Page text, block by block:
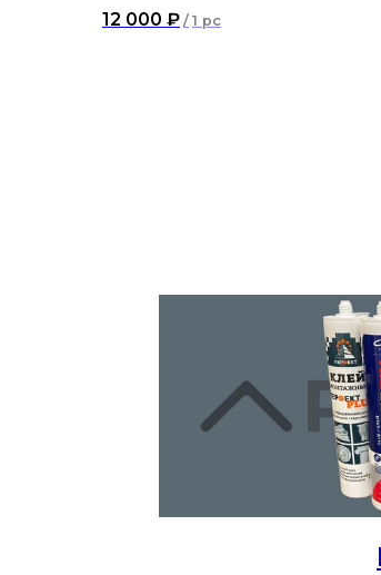
12 000 ₽ / 1 pc